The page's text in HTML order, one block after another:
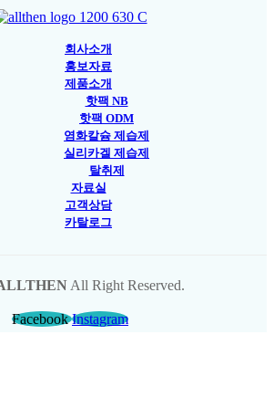
회사소개
홍보자료
제품소개
핫팩 NB
핫팩 ODM
염화칼슘 제습제
실리카겔 제습제
탈취제
자료실
고객상담
카탈로그
All Right Reserved.
Facebook Instagram